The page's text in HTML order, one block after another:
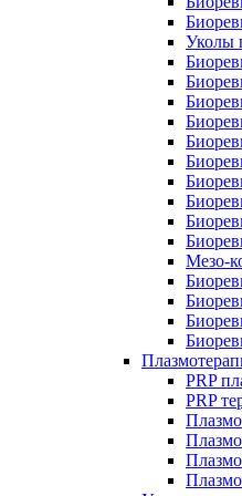
Уколы
Мезо-
PRP
PRP